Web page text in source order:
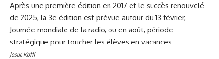
Après une première édition en 2017 et le succès renouvelé
de 2025, la 3e édition est prévue autour du 13 février,
Journée mondiale de la radio, ou en août, période
stratégique pour toucher les élèves en vacances.
Josué Koffi